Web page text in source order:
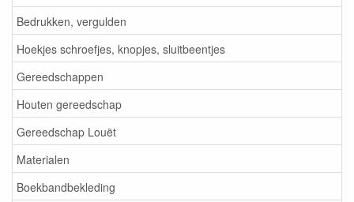
Bedrukken, vergulden
Hoekjes schroefjes, knopjes, sluitbeentjes
Gereedschappen
Houten gereedschap
Gereedschap Louët
Materialen
Boekbandbekleding